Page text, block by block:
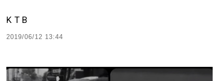
KTB
2019/06/12 13:44